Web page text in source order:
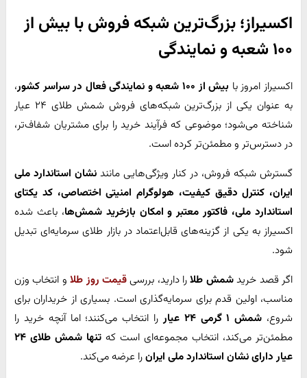
اکسیراز؛ بزرگ‌ترین شبکه فروش با بیش از
۱۰۰ شعبه و نمایندگی
اکسیراز امروز با بیش از ۱۰۰شعبه و نمایندگی فعال در سراسر کشور،
به عنوان یکی از بزرگ‌ترین شبکه‌های فروش شمش طلای ۲۴ عیار
شناخته می‌شود؛ موضوعی که فرآیند خرید را برای مشتریان شفاف‌تر،
در دسترس‌تر و مطمئن‌تر کرده است.
گسترش شبکه فروش، در کنار ویژگی‌هایی مانند نشان استاندارد ملی
ایران، کنترل دقیق کیفیت، هولوگرام امنیتی اختصاصی، کد یکتای
استاندارد ملی، فاکتور معتبر و امکان بازخرید شمش‌ها، باعث شده
اکسیراز به یکی از گزینه‌های قابل‌اعتماد در بازار طلای سرمایه‌ای تبدیل
شود.
اگر قصد خریدشمش طلارا دارید، بررسیقیمت روز طلاو انتخاب وزن
مناسب، اولین قدم برای سرمایه‌گذاری است. بسیاری از خریداران برای
شروع، شمش ۱گرمی۲۴ عیاررا انتخاب می‌کنند؛ اما آنچه خرید را
مطمئن‌تر می‌کند، انتخاب مجموعه‌ای است که تنها شمش طلای ۲۴
عیار دارای نشان استاندارد ملی ایرانرا عرضه می‌کند.